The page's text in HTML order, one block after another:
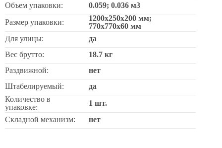
Объем упаковки:
0.059; 0.036 м3
Размер упаковки:
1200х250х200 мм;
770х770х60 мм
Для улицы:
да
Вес брутто:
18.7 кг
Раздвижной:
нет
Штабелируемый:
да
Количество в
упаковке:
1 шт.
Складной механизм:
нет